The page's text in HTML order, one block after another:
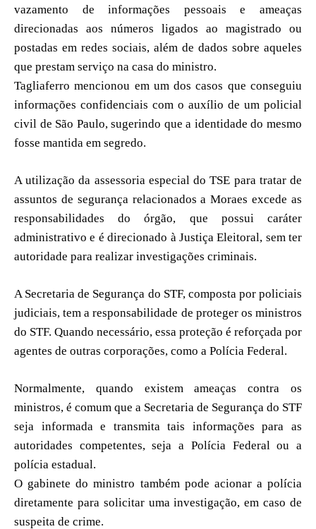
vazamento de informações pessoais e ameaças
direcionadas aos números ligados ao magistrado ou
postadas em redes sociais, além de dados sobre aqueles
que prestam serviço na casa do ministro.
Tagliaferro mencionou em um dos casos que conseguiu
informações confidenciais com o auxílio de um policial
civil de São Paulo, sugerindo que a identidade do mesmo
fosse mantida em segredo.
A utilização da assessoria especial do TSE para tratar de
assuntos de segurança relacionados a Moraes excede as
responsabilidades do órgão, que possui caráter
administrativo e é direcionado à Justiça Eleitoral, sem ter
autoridade para realizar investigações criminais.
A Secretaria de Segurança do STF, composta por policiais
judiciais, tem a responsabilidade de proteger os ministros
do STF. Quando necessário, essa proteção é reforçada por
agentes de outras corporações, como a Polícia Federal.
Normalmente, quando existem ameaças contra os
ministros, é comum que a Secretaria de Segurança do STF
seja informada e transmita tais informações para as
autoridades competentes, seja a Polícia Federal ou a
polícia estadual.
O gabinete do ministro também pode acionar a polícia
diretamente para solicitar uma investigação, em caso de
suspeita de crime.